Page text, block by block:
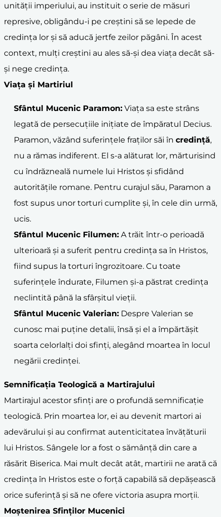
unității imperiului, au instituit o serie de măsuri
represive, obligându-i pe creștini să se lepede de
credința lor și să aducă jertfe zeilor păgâni. În acest
context, mulți creștini au ales să-și dea viața decât să-
și nege credința.
Viața și Martiriul
Sfântul Mucenic Paramon: Viața sa este strâns
legată de persecuțiile inițiate de împăratul Decius.
Paramon, văzând suferințele fraților săi în credință,
nu a rămas indiferent. El s-a alăturat lor, mărturisind
cu îndrăzneală numele lui Hristos și sfidând
autoritățile romane. Pentru curajul său, Paramon a
fost supus unor torturi cumplite și, în cele din urmă,
ucis.
Sfântul Mucenic Filumen: A trăit într-o perioadă
ulterioară și a suferit pentru credința sa în Hristos,
fiind supus la torturi îngrozitoare. Cu toate
suferințele îndurate, Filumen și-a păstrat credința
neclintită până la sfârșitul vieții.
Sfântul Mucenic Valerian: Despre Valerian se
cunosc mai puține detalii, însă și el a împărtășit
soarta celorlalți doi sfinți, alegând moartea în locul
negării credinței.
Semnificația Teologică a Martirajului
Martirajul acestor sfinți are o profundă semnificație
teologică. Prin moartea lor, ei au devenit martori ai
adevărului și au confirmat autenticitatea învățăturii
lui Hristos. Sângele lor a fost o sămânță din care a
răsărit Biserica. Mai mult decât atât, martirii ne arată că
credința în Hristos este o forță capabilă să depășească
orice suferință și să ne ofere victoria asupra morții.
Moștenirea Sfinților Mucenici